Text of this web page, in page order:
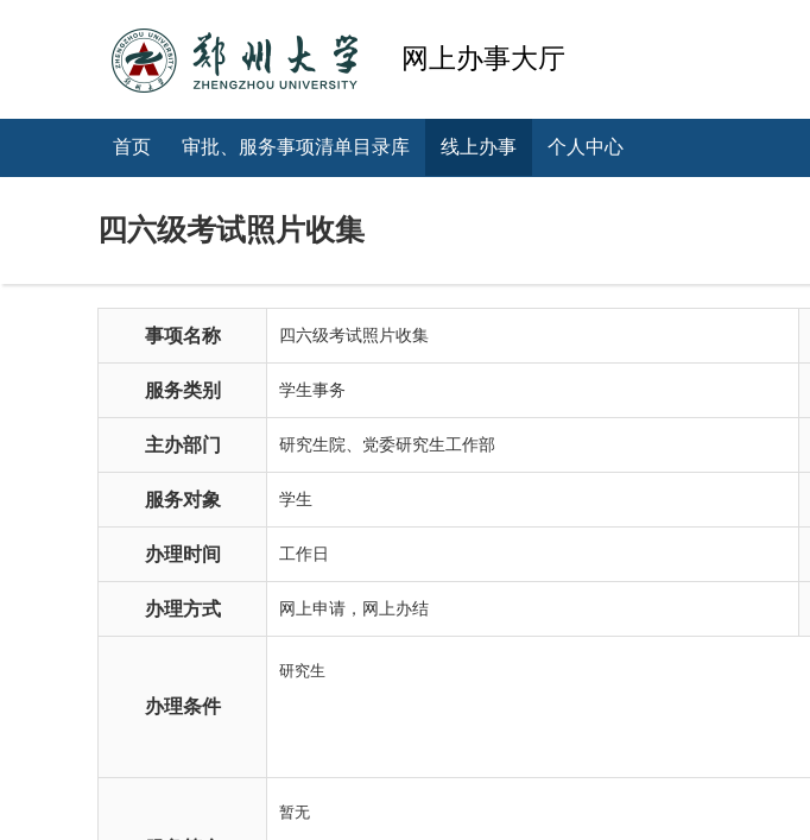
网上办事大厅
首页 审批、服务事项清单目录库 线上办事 个人中心
四六级考试照片收集
事项名称 四六级考试照片收集
服务类别 学生事务
主办部门 研究生院、党委研究生工作部
服务对象 学生
办理时间 工作日
办理方式 网上申请，网上办结
办理条件